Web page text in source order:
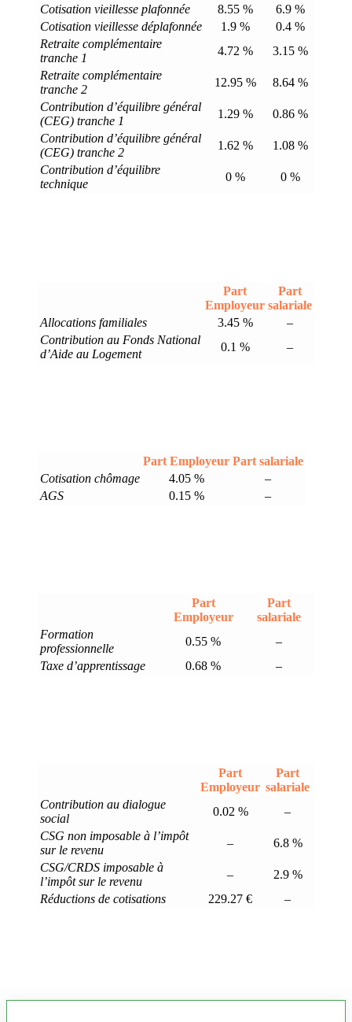
Cotisation vieillesse plafonnée
8.55 %
6.9 %
Cotisation vieillesse déplafonnée
1.9 %
0.4 %
Retraite complémentaire
tranche 1
4.72 %
3.15 %
Retraite complémentaire
tranche 2
12.95 %
8.64 %
Contribution d’équilibre général
(CEG) tranche 1
1.29 %
0.86 %
Contribution d’équilibre général
(CEG) tranche 2
1.62 %
1.08 %
Contribution d’équilibre
technique
0 % 0 %
Part
Employeur
Part
salariale
Allocations familiales
3.45 %
–
Contribution au Fonds National
d’Aide au Logement
0.1 % –
Part Employeur Part salariale
Cotisation chômage
4.05 %
–
AGS
0.15 % –
Part
Employeur
Part
salariale
Formation
professionnelle
0.55 %
–
Taxe d’apprentissage
0.68 % –
Part
Employeur
Part
salariale
Contribution au dialogue
social
0.02 %
–
CSG non imposable à l’impôt
sur le revenu
–
6.8 %
CSG/CRDS imposable à
l’impôt sur le revenu
–
2.9 %
Réductions de cotisations
229.27 € –